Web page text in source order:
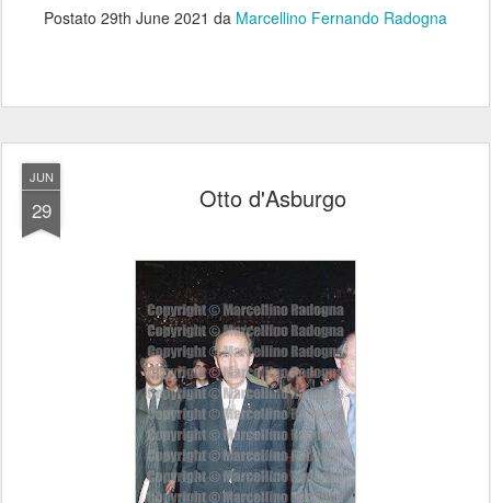
Postato 29th June 2021 da Marcellino Fernando Radogna
JUN
29 Otto d'Asburgo